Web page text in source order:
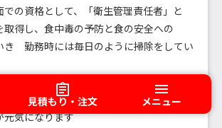
の資格として、「衛生管理責任者」と
取得し、食中毒の予防と食の安全への
き 勤務時には毎日のように掃除をしてい
ると
気になります
見積もり・注文 メニュー